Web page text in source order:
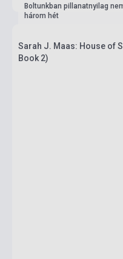
Boltunkban pillanatnyilag
három hét
Sarah J. Maas: House of
Book 2)